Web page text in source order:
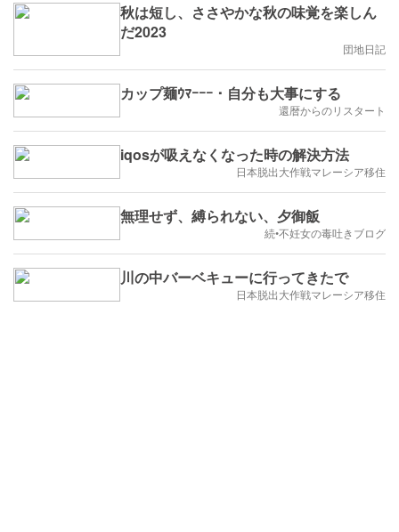
秋は短し、ささやかな秋の味覚を楽しん
だ2023
団地日記
カップ麺ｳﾏｰｰｰ・自分も大事にする
還暦からのリスタート
iqosが吸えなくなった時の解決方法
日本脱出大作戦マレーシア移住
無理せず、縛られない、夕御飯
続•不妊女の毒吐きブログ
川の中バーベキューに行ってきたで
日本脱出大作戦マレーシア移住